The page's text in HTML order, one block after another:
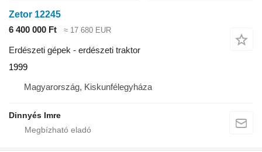
Zetor 12245
6 400 000 Ft
≈ 17 680 EUR
Erdészeti gépek - erdészeti traktor
1999
Magyarország, Kiskunfélegyháza
Dinnyés Imre